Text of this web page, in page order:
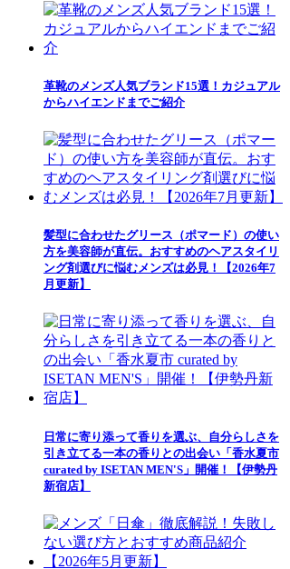
革靴のメンズ人気ブランド15選！カジュアル
からハイエンドまでご紹介
髪型に合わせたグリース（ポマード）の使い
方を美容師が直伝。おすすめのヘアスタイリ
ング剤選びに悩むメンズは必見！【2026年7
月更新】
日常に寄り添って香りを選ぶ、自分らしさを
引き立てる一本の香りとの出会い「香水夏市
curated by ISETAN MEN'S」開催！【伊勢丹
新宿店】